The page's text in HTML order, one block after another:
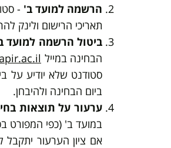
הרשמה למועד ב' -
תאריכי הרישום ולינק
ביטול הרשמה למועד
הבחינה במייל
סטודנט שלא יודיע על
ביום הבחינה ולהיבחן.
ערעור על תוצאות
במועד ב' (כפי המפורט בסעיף 2 מעלה,) בכדי לשריין את
אם ציון הערעור יתקבל